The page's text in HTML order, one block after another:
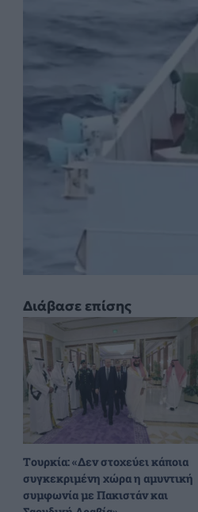
Διάβασε επίσης
Τουρκία: «Δεν στοχεύει κάποια
συγκεκριμένη χώρα η αμυντική
συμφωνία με Πακιστάν και